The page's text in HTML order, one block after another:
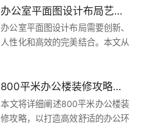
行详细阐述，帮助读者更好地了解
办公室装修的开支情况。 1、办公
室装修设计费用 办...
办公室平面图设计布局艺术之道：创新、人性化与效能的完美结合
办公室平面图设计布局需要创新、
人性化和高效的完美结合。本文从
设计元素；接着是人性化方面，强
调员工的舒适和工作体验；再者是
效能方面，讨论办公布...
800平米办公楼装修攻略：打造高效舒适的办公环境，实现工作与生活的完美融合
本文将详细阐述800平米办公楼装
修攻略，以打造高效舒适的办公环